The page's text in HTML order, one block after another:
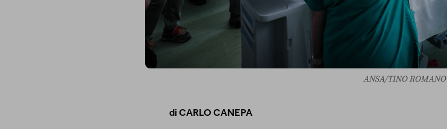
ANSA/TINO ROMANO
diCARLO CANEPA